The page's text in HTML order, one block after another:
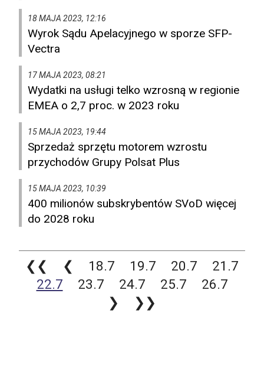
18 MAJA 2023, 12:16
Wyrok Sądu Apelacyjnego w sporze SFP-
Vectra
17 MAJA 2023, 08:21
Wydatki na usługi telko wzrosną w regionie
EMEA o 2,7 proc. w 2023 roku
15 MAJA 2023, 19:44
Sprzedaż sprzętu motorem wzrostu
przychodów Grupy Polsat Plus
15 MAJA 2023, 10:39
400 milionów subskrybentów SVoD więcej
do 2028 roku
❮❮ ❮ 18.7 19.7 20.7
21.7
22.7
23.7 24.7 25.7
26.7
❯
❯❯